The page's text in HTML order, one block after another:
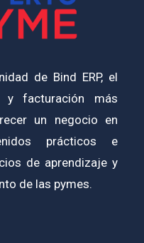
de Bind ERP, el
y facturación más
un negocio en
prácticos e
de aprendizaje y
de las pymes.